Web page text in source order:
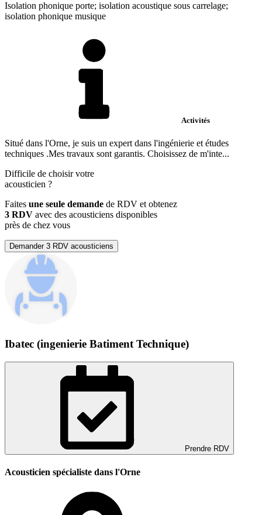
Isolation phonique porte; isolation acoustique sous carrelage;
isolation phonique musique
Activités
Situé dans l'Orne, je suis un expert dans l'ingénierie et études
techniques .Mes travaux sont garantis. Choisissez de m'inte...
Difficile de choisir votre
acousticien ?
Faites une seule demande de RDV et obtenez
3 RDV avec des acousticiens disponibles
près de chez vous
Demander 3 RDV acousticiens
Ibatec (ingenierie Batiment Technique)
Prendre RDV
Acousticien spécialiste dans l'Orne